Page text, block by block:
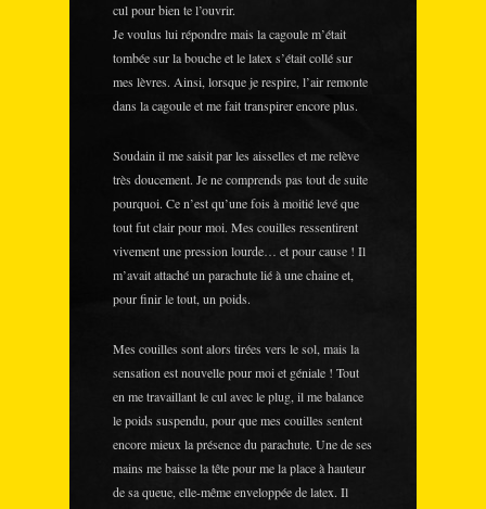
cul pour bien te l’ouvrir.
Je voulus lui répondre mais la cagoule m’était
tombée sur la bouche et le latex s’était collé sur
mes lèvres. Ainsi, lorsque je respire, l’air remonte
dans la cagoule et me fait transpirer encore plus.
Soudain il me saisit par les aisselles et me relève
très doucement. Je ne comprends pas tout de suite
pourquoi. Ce n’est qu’une fois à moitié levé que
tout fut clair pour moi. Mes couilles ressentirent
vivement une pression lourde… et pour cause ! Il
m’avait attaché un parachute lié à une chaine et,
pour finir le tout, un poids.
Mes couilles sont alors tirées vers le sol, mais la
sensation est nouvelle pour moi et géniale ! Tout
en me travaillant le cul avec le plug, il me balance
le poids suspendu, pour que mes couilles sentent
encore mieux la présence du parachute. Une de ses
mains me baisse la tête pour me la place à hauteur
de sa queue, elle-même enveloppée de latex. Il